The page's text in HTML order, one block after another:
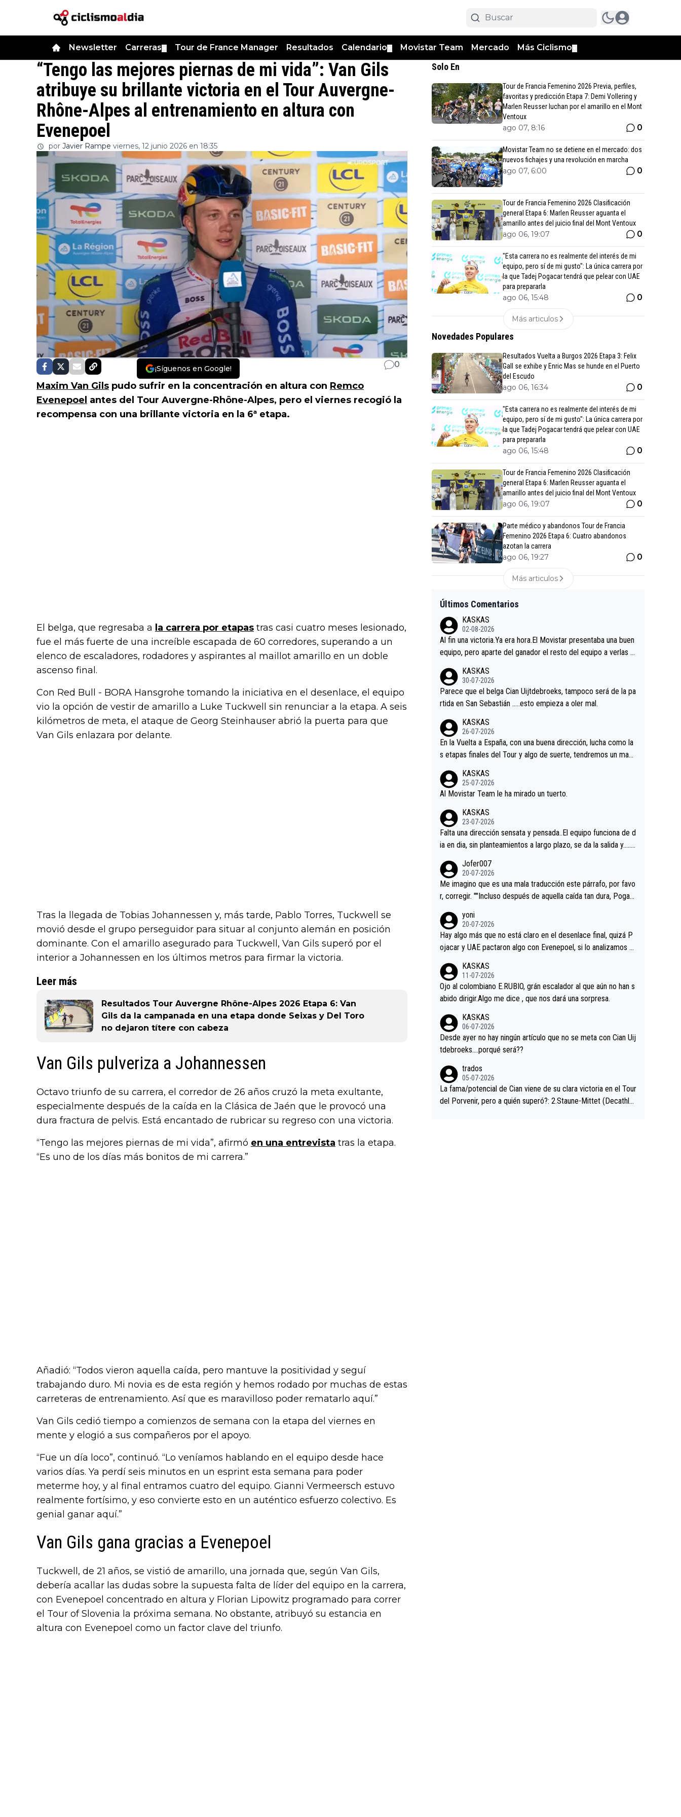
Newsletter Carreras Tour de France Manager Resultados Calendario Movistar Team Mercado Más Ciclismo
“Tengo las mejores piernas de mi vida”: Van Gils
atribuye su brillante victoria en el Tour Auvergne-
Rhône-Alpes al entrenamiento en altura con
Evenepoel
por Javier Rampe viernes, 12 junio 2026 en 18:35
¡Síguenos en Google! 0
Maxim Van Gils pudo sufrir en la concentración en altura con Remco
Evenepoel antes del Tour Auvergne-Rhône-Alpes, pero el viernes recogió la
recompensa con una brillante victoria en la 6ª etapa.
El belga, que regresaba a la carrera por etapas tras casi cuatro meses lesionado,
fue el más fuerte de una increíble escapada de 60 corredores, superando a un
elenco de escaladores, rodadores y aspirantes al maillot amarillo en un doble
ascenso final.
Con Red Bull - BORA Hansgrohe tomando la iniciativa en el desenlace, el equipo
vio la opción de vestir de amarillo a Luke Tuckwell sin renunciar a la etapa. A seis
kilómetros de meta, el ataque de Georg Steinhauser abrió la puerta para que
Van Gils enlazara por delante.
Tras la llegada de Tobias Johannessen y, más tarde, Pablo Torres, Tuckwell se
movió desde el grupo perseguidor para situar al conjunto alemán en posición
dominante. Con el amarillo asegurado para Tuckwell, Van Gils superó por el
interior a Johannessen en los últimos metros para firmar la victoria.
Leer más
Resultados Tour Auvergne Rhône-Alpes 2026 Etapa 6: Van
Gils da la campanada en una etapa donde Seixas y Del Toro
no dejaron títere con cabeza
Van Gils pulveriza a Johannessen
Octavo triunfo de su carrera, el corredor de 26 años cruzó la meta exultante,
especialmente después de la caída en la Clásica de Jaén que le provocó una
dura fractura de pelvis. Está encantado de rubricar su regreso con una victoria.
“Tengo las mejores piernas de mi vida”, afirmó en una entrevista tras la etapa.
“Es uno de los días más bonitos de mi carrera.”
Añadió: “Todos vieron aquella caída, pero mantuve la positividad y seguí
trabajando duro. Mi novia es de esta región y hemos rodado por muchas de estas
carreteras de entrenamiento. Así que es maravilloso poder rematarlo aquí.”
Van Gils cedió tiempo a comienzos de semana con la etapa del viernes en
mente y elogió a sus compañeros por el apoyo.
“Fue un día loco”, continuó. “Lo veníamos hablando en el equipo desde hace
varios días. Ya perdí seis minutos en un esprint esta semana para poder
meterme hoy, y al final entramos cuatro del equipo. Gianni Vermeersch estuvo
realmente fortísimo, y eso convierte esto en un auténtico esfuerzo colectivo. Es
genial ganar aquí.”
Van Gils gana gracias a Evenepoel
Tuckwell, de 21 años, se vistió de amarillo, una jornada que, según Van Gils,
debería acallar las dudas sobre la supuesta falta de líder del equipo en la carrera,
con Evenepoel concentrado en altura y Florian Lipowitz programado para correr
el Tour of Slovenia la próxima semana. No obstante, atribuyó su estancia en
altura con Evenepoel como un factor clave del triunfo.
Solo En
Tour de Francia Femenino 2026 Previa, perfiles,
favoritas y predicción Etapa 7: Demi Vollering y
Marlen Reusser luchan por el amarillo en el Mont
Ventoux
ago 07, 8:16 0
Movistar Team no se detiene en el mercado: dos
nuevos fichajes y una revolución en marcha
ago 07, 6:00 0
Tour de Francia Femenino 2026 Clasificación
general Etapa 6: Marlen Reusser aguanta el
amarillo antes del juicio final del Mont Ventoux
ago 06, 19:07 0
"Esta carrera no es realmente del interés de mi
equipo, pero sí de mi gusto": La única carrera por
la que Tadej Pogacar tendrá que pelear con UAE
para prepararla
ago 06, 15:48 0
Más articulos
Novedades Populares
Resultados Vuelta a Burgos 2026 Etapa 3: Felix
Gall se exhibe y Enric Mas se hunde en el Puerto
del Escudo
ago 06, 16:34 0
"Esta carrera no es realmente del interés de mi
equipo, pero sí de mi gusto": La única carrera por
la que Tadej Pogacar tendrá que pelear con UAE
para prepararla
ago 06, 15:48 0
Tour de Francia Femenino 2026 Clasificación
general Etapa 6: Marlen Reusser aguanta el
amarillo antes del juicio final del Mont Ventoux
ago 06, 19:07 0
Parte médico y abandonos Tour de Francia
Femenino 2026 Etapa 6: Cuatro abandonos
azotan la carrera
ago 06, 19:27 0
Más articulos
Últimos Comentarios
KASKAS
02-08-2026
Al fin una victoria.Ya era hora.El Movistar presentaba una buen
equipo, pero aparte del ganador el resto del equipo a verlas v
es.La única buena noticia es la mejoría de Enric Más en San S
ebastian.Si en la Vuelta a Burgos sigue la mejoría, podríamos t
ener alguna sorpresa en la Vuelta.Ojalá.
KASKAS
30-07-2026
Parece que el belga Cian Uijtdebroeks, tampoco será de la pa
rtida en San Sebastián …..esto empieza a oler mal.
KASKAS
26-07-2026
En la Vuelta a España, con una buena dirección, lucha como la
s etapas finales del Tour y algo de suerte, tendremos un magn
KASKAS
25-07-2026
Al Movistar Team le ha mirado un tuerto.
KASKAS
23-07-2026
Falta una dirección sensata y pensada..El equipo funciona de d
ia en dia, sin planteamientos a largo plazo, se da la salida y…..v
a, Minguez, Velez etc etc.Me da pena vivir estos momentos t
an tristes sin victorias.
Jofer007
20-07-2026
Me imagino que es una mala traducción este párrafo, por favo
r, corregir. ""Incluso después de aquella caída tan dura, Pogac
rd permaneció pegado a su rueda. Parecía increíble la forma
en la que era capaz de controlar el miedo", recordó."
yoni
20-07-2026
Hay algo más que no está claro en el desenlace final, quizá P
ojacar y UAE pactaron algo con Evenepoel, si lo analizamos P
casi sin pedalear, luego está el saludo con Evenepoel dándose
la mano de una manera muy fraternal, más allá de los típicos t
oques en el hombro con que saludaba a Vingegard. Ahí hubo u
o aprieta, a ver si por querer poner a Del Toro con calzador e
n posición de podio UAE y Pojacar se van complicar el tour.
KASKAS
11-07-2026
Ojo al colombiano E.RUBIO, grán escalador al que aún no han s
abido dirigir.Algo me dice , que nos dará una sorpresa.
KASKAS
06-07-2026
Desde ayer no hay ningún artículo que no se meta con Cian Uij
tdebroeks….porqué será??
trados
05-07-2026
La fama/potencial de Cian viene de su clara victoria en el Tour
del Porvenir, pero a quién superó?: 2.Staune-Mittet (Decathlo